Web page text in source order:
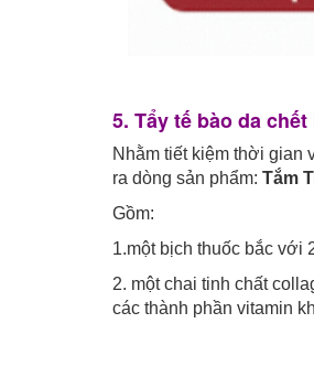
5. Tẩy tế bào da
Nhằm tiết kiệm thời gian
ra dòng sản phẩm: Tắm
Gồm:
1.một bịch thuốc bắc với
2. một chai tinh chất
các thành phần vitamin